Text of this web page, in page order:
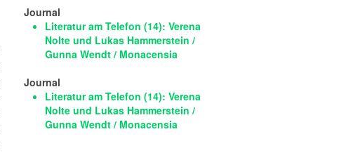
Journal
Literatur am Telefon (14): Verena
Nolte und Lukas Hammerstein /
Gunna Wendt / Monacensia
Journal
Literatur am Telefon (14): Verena
Nolte und Lukas Hammerstein /
Gunna Wendt / Monacensia